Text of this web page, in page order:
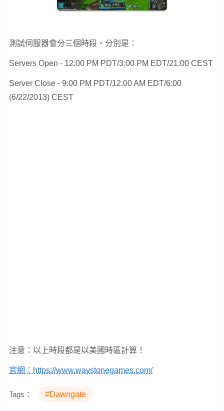
測試伺服器會分三個時段，分別是：
Servers Open - 12:00 PM PDT/3:00 PM EDT/21:00 CEST
Server Close - 9:00 PM PDT/12:00 AM EDT/6:00
(6/22/2013) CEST
注意：以上時段都是以美國時區計算！
官網：https://www.waystonegames.com/
Tags： #Dawngate